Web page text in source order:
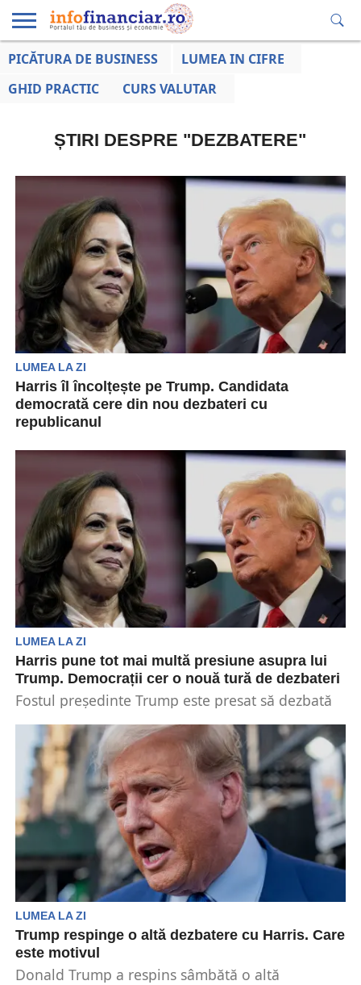
EDUCAȚIE
LA ZI
AFACERILOR
PICĂTURA DE BUSINESS
LUMEA IN CIFRE
GHID PRACTIC
CURS VALUTAR
ȘTIRI DESPRE "DEZBATERE"
LUMEA LA ZI
Harris îl încolțește pe Trump. Candidata
democrată cere din nou dezbateri cu
republicanul
duminică apelurile pentru o a doua dezbatere cu
fostul președinte Trump....
LUMEA LA ZI
Harris pune tot mai multă presiune asupra lui
Trump. Democrații cer o nouă tură de dezbateri
Fostul președinte Trump este presat să dezbată
acceptat invitația...
LUMEA LA ZI
Trump respinge o altă dezbatere cu Harris. Care
este motivul
Donald Trump a respins sâmbătă o altă